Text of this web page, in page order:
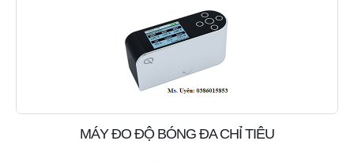
MÁY ĐO ĐỘ BÓNG ĐA CHỈ TIÊU